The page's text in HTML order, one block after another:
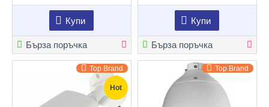
Купи
Бърза поръчка
Купи
Бърза поръчка
Hot
Top Brand Top Brand